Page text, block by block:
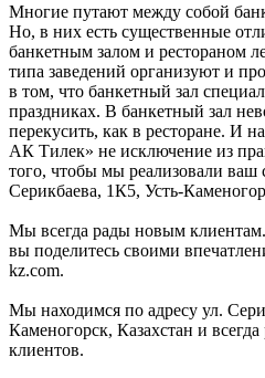
Многие путают между собой
Но, в них есть существенные
банкетным залом и рестораном
типа заведений организуют и
в том, что банкетный зал
праздниках. В банкетный зал
перекусить, как в ресторане. И
АК Тилек» не исключение из
того, чтобы мы реализовали ваш
Серикбаева, 1К5, Усть-
Мы всегда рады новым
вы поделитесь своими
kz.com.
Мы находимся по адресу ул.
Каменогорск, Казахстан и
клиентов.